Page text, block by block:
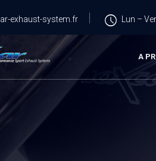
exhaust-system.fr Lun –
A